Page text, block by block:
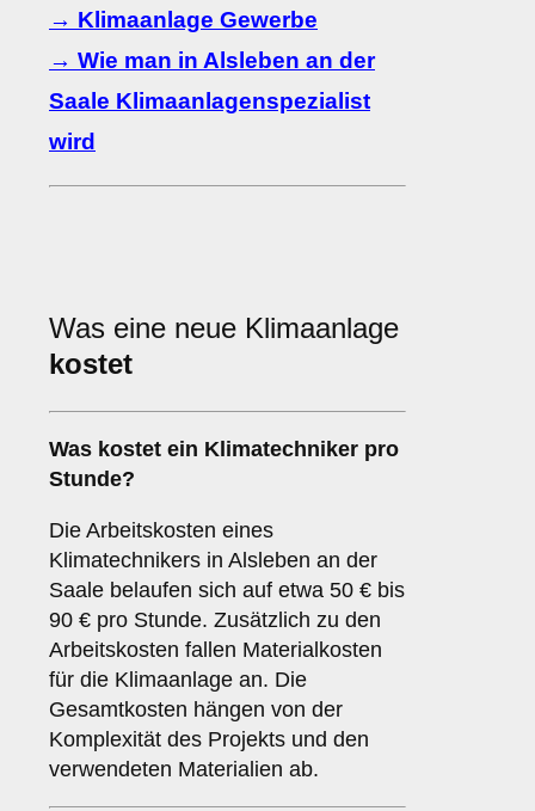
→ Klimaanlage Gewerbe
→ Wie man in Alsleben an der
Saale Klimaanlagenspezialist
wird
Was eine neue Klimaanlage
kostet
Was kostet ein Klimatechniker pro
Stunde?
Die Arbeitskosten eines
Klimatechnikers in Alsleben an der
Saale belaufen sich auf etwa 50 € bis
90 € pro Stunde. Zusätzlich zu den
Arbeitskosten fallen Materialkosten
für die Klimaanlage an. Die
Gesamtkosten hängen von der
Komplexität des Projekts und den
verwendeten Materialien ab.